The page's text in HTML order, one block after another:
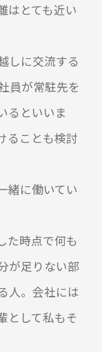
はとても近い
しに交流する
員が常駐先を
るといいま
ることも検討
緒に働いてい
た時点で何も
が足りない部
人。会社には
として私もそ